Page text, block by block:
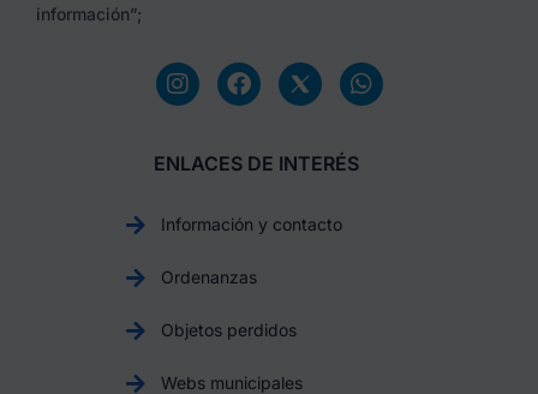
información”;
ENLACES DE INTERÉS
Información y contacto
Ordenanzas
Objetos perdidos
Webs municipales